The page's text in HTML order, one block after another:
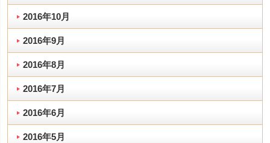
2016年10月
2016年9月
2016年8月
2016年7月
2016年6月
2016年5月